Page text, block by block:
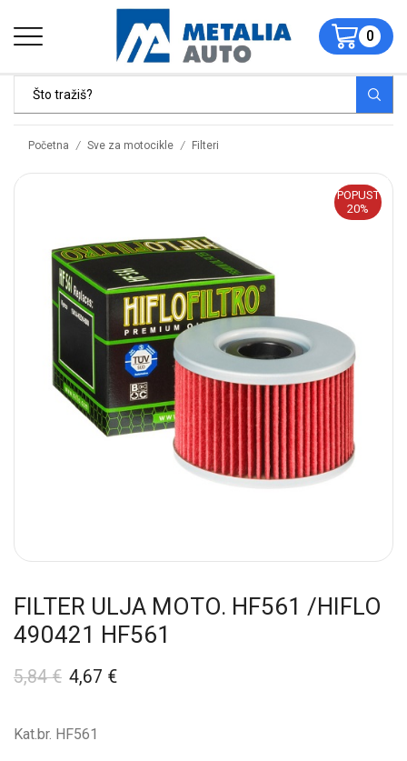
0
Početna / Sve za motocikle / Filteri
POPUST
20%
FILTER ULJA MOTO. HF561 /HIFLO
490421 HF561
5,84€ 4,67 €
Kat.br. HF561